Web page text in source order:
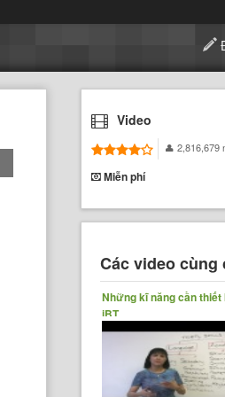
Video
2,816,679
Miễn phí
Các video cùng
Những kĩ năng cần thiết
iBT